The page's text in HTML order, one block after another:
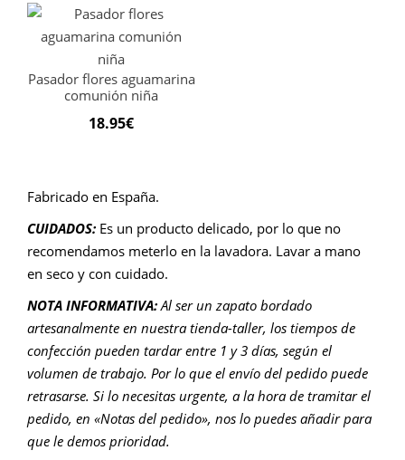
Pasador flores aguamarina
comunión niña
18.95€
Fabricado en España.
CUIDADOS: Es un producto delicado, por lo que no
recomendamos meterlo en la lavadora. Lavar a mano
en seco y con cuidado.
NOTA INFORMATIVA:Al ser un zapato bordado
artesanalmente en nuestra tienda-taller, los tiempos de
confección pueden tardar entre 1 y 3 días, según el
volumen de trabajo. Por lo que el envío del pedido puede
retrasarse. Si lo necesitas urgente, a la hora de tramitar el
pedido, en «Notas del pedido», nos lo puedes añadir para
que le demos prioridad.